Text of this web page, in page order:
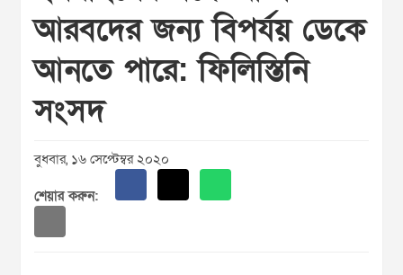
আরবদের জন্য বিপর্যয় ডেকে
আনতে পারে: ফিলিস্তিনি
সংসদ
বুধবার, ১৬ সেপ্টেম্বর ২০২০
শেয়ার করুন: